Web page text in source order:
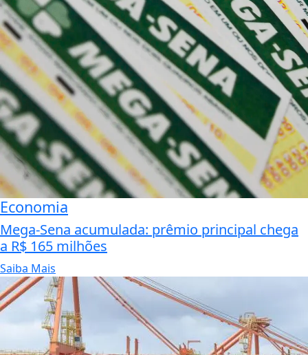
Economia
Mega-Sena acumulada: prêmio principal chega
a R$ 165 milhões
Saiba Mais